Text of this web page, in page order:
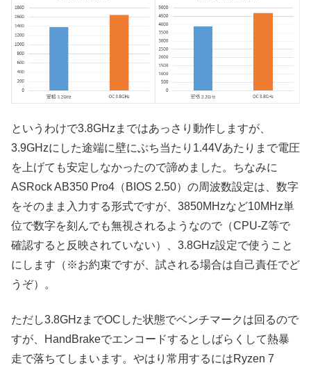
というわけで3.8GHzまではあっさり動作しますが、
3.9GHzにした途端に壁にぶち当たり1.44Vあたりまで電圧
を上げても安定しなかったので諦めました。ちなみに
ASRock AB350 Pro4（BIOS 2.50）の周波数設定は、数字
をそのまま入力する形式ですが、3850MHzなど10MHz単
位で数字を刻んでも無視されるようなので（CPU-Z等で
確認すると反映されていない）、3.8GHz設定で使うこと
にします（※お約束ですが、試される場合は自己責任でど
うぞ）。
ただし3.8GHzまでOCした状態でベンチマークは回るので
すが、HandBrakeでエンコードするとしばらくして熱暴
走で落ちてしまいます。やはり常用するにはRyzen 7